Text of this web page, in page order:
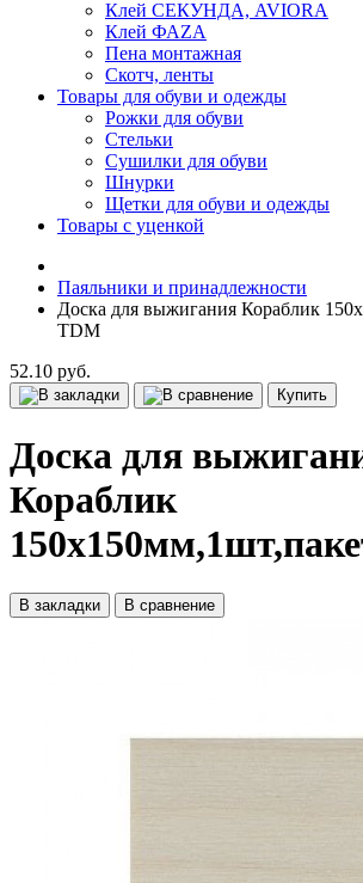
Клей СЕКУНДА, AVIORA
Клей ФАZА
Пена монтажная
Скотч, ленты
Товары для обуви и одежды
Рожки для обуви
Стельки
Сушилки для обуви
Шнурки
Щетки для обуви и одежды
Товары с уценкой
Паяльники и принадлежности
Доска для выжигания Кораблик
TDM
52.10 руб.
Купить
Доска для
Кораблик
В закладки В сравнение